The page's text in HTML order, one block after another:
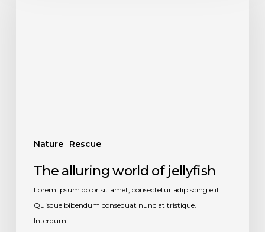
Nature Rescue
The alluring world of jellyfish
Lorem ipsum dolor sit amet, consectetur adipiscing elit.
Quisque bibendum consequat nunc at tristique.
Interdum…